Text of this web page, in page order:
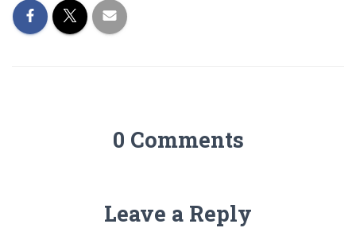
0 Comments
Leave a Reply